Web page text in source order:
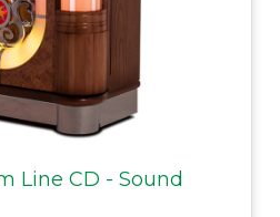
Line CD - Sound